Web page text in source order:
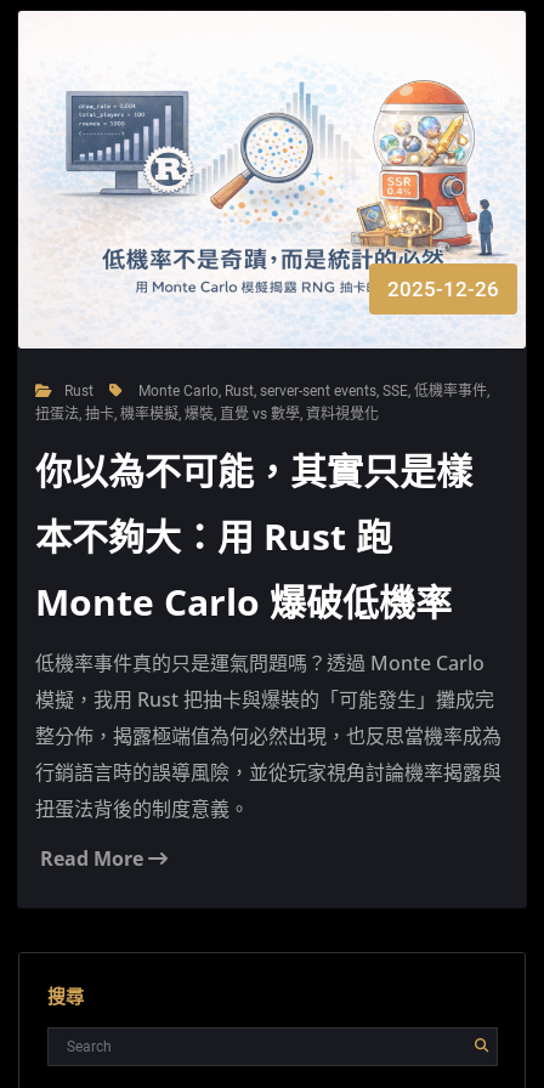
2025-12-26
Rust Monte Carlo, Rust,server-sent events,SSE,低機率事件,
扭蛋法,抽卡,機率模擬,爆裝, 直覺 vs 數學,資料視覺化
你以為不可能，其實只是樣
本不夠大：用 Rust 跑
Monte Carlo 爆破低機率
低機率事件真的只是運氣問題嗎？透過 Monte Carlo
模擬，我用 Rust 把抽卡與爆裝的「可能發生」攤成完
整分佈，揭露極端值為何必然出現，也反思當機率成為
行銷語言時的誤導風險，並從玩家視角討論機率揭露與
扭蛋法背後的制度意義。
Read More
搜尋